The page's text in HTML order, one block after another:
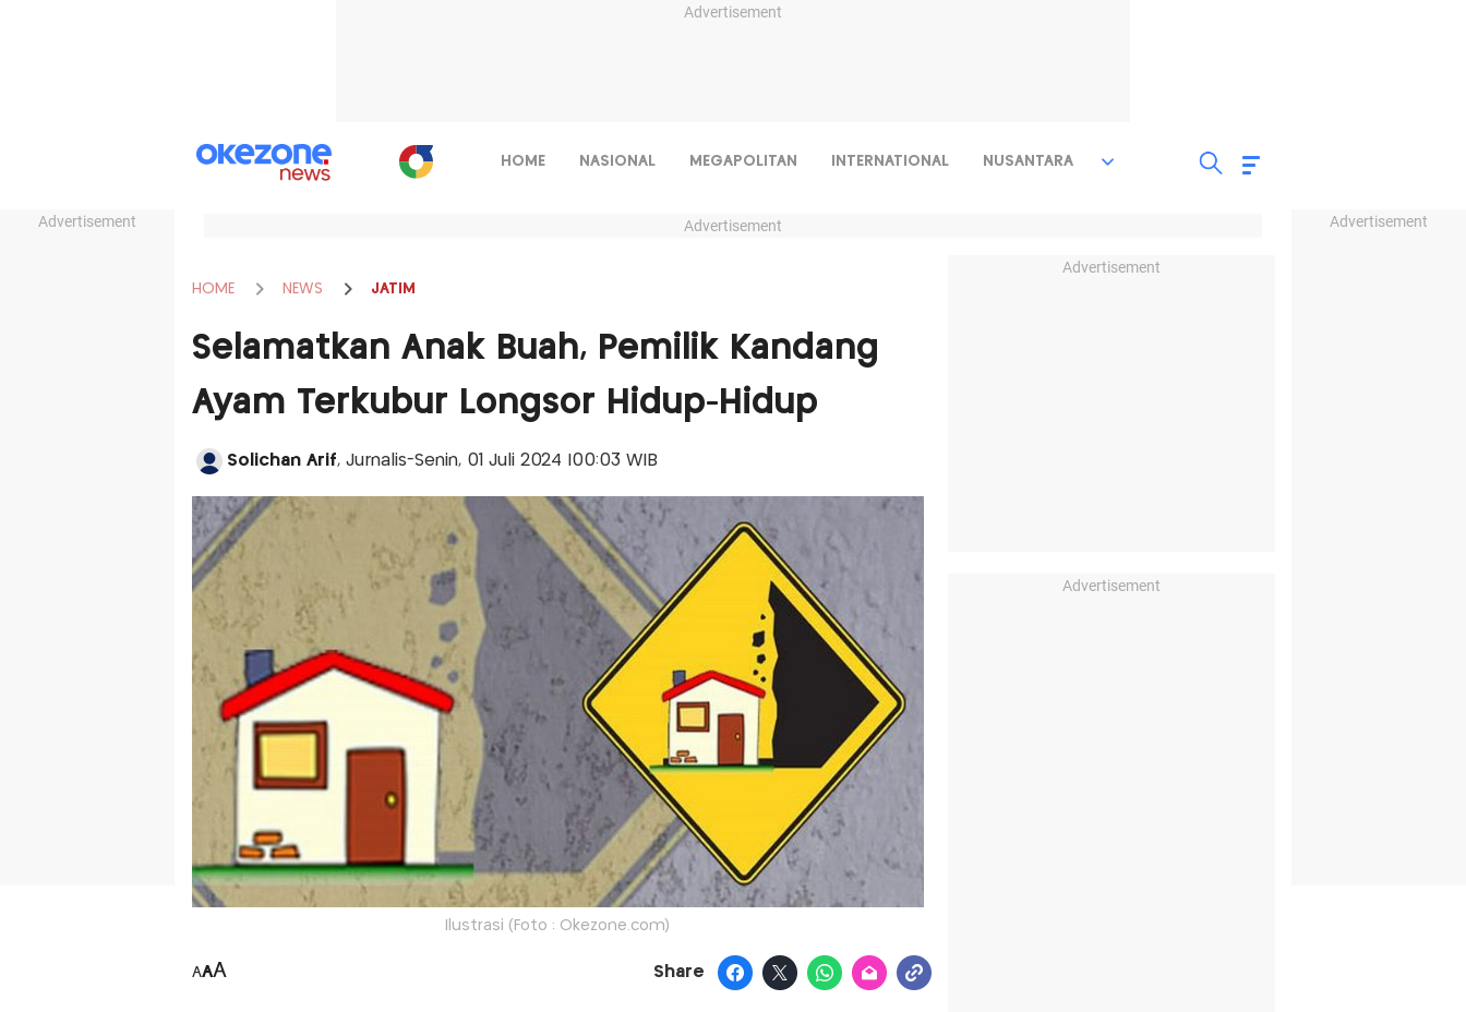
Advertisement
Advertisement Advertisement
HOME NASIONAL MEGAPOLITAN INTERNATIONAL NUSANTARA
Advertisement
HOME NEWS JATIM
Selamatkan Anak Buah, Pemilik Kandang
Ayam Terkubur Longsor Hidup-Hidup
Solichan Arif, Jurnalis-Senin, 01 Juli 2024 |00:03 WIB
Ilustrasi (Foto : Okezone.com)
AAA Share
Advertisement
Advertisement